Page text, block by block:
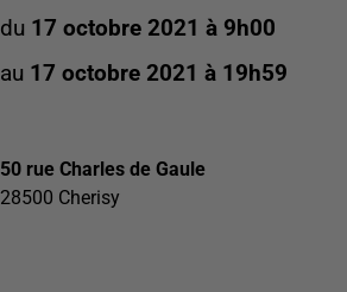
du 17 octobre 2021 à 9h00
au 17 octobre 2021 à 19h59
50 rue Charles de Gaule
28500 Cherisy